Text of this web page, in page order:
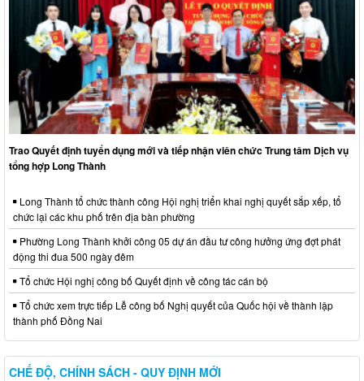
Trao Quyết định tuyển dụng mới và tiếp nhận viên chức Trung tâm Dịch vụ
tổng hợp Long Thành
Long Thành tổ chức thành công Hội nghị triển khai nghị quyết sắp xếp, tổ
chức lại các khu phố trên địa bàn phường
Phường Long Thành khởi công 05 dự án đầu tư công hưởng ứng đợt phát
động thi đua 500 ngày đêm
Tổ chức Hội nghị công bố Quyết định về công tác cán bộ
Tổ chức xem trực tiếp Lễ công bố Nghị quyết của Quốc hội về thành lập
thành phố Đồng Nai
CHẾ ĐỘ, CHÍNH SÁCH - QUY ĐỊNH MỚI